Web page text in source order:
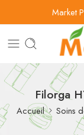
Market
Filorga
Accueil Soins